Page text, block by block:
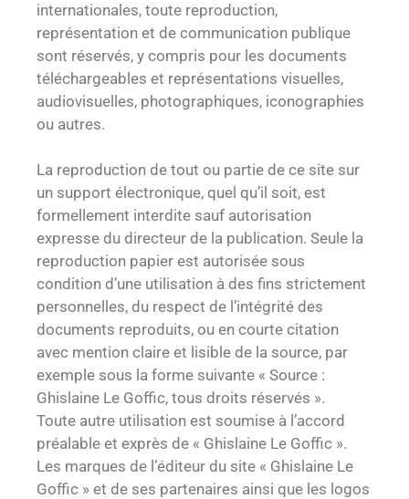
internationales, toute reproduction,
représentation et de communication publique
sont réservés, y compris pour les documents
téléchargeables et représentations visuelles,
audiovisuelles, photographiques, iconographies
ou autres.
La reproduction de tout ou partie de ce site sur
un support électronique, quel qu’il soit, est
formellement interdite sauf autorisation
expresse du directeur de la publication. Seule la
reproduction papier est autorisée sous
condition d’une utilisation à des fins strictement
personnelles, du respect de l’intégrité des
documents reproduits, ou en courte citation
avec mention claire et lisible de la source, par
exemple sous la forme suivante « Source :
Ghislaine Le Goffic, tous droits réservés ».
Toute autre utilisation est soumise à l’accord
préalable et exprès de « Ghislaine Le Goffic ».
Les marques de l’éditeur du site « Ghislaine Le
Goffic » et de ses partenaires ainsi que les logos